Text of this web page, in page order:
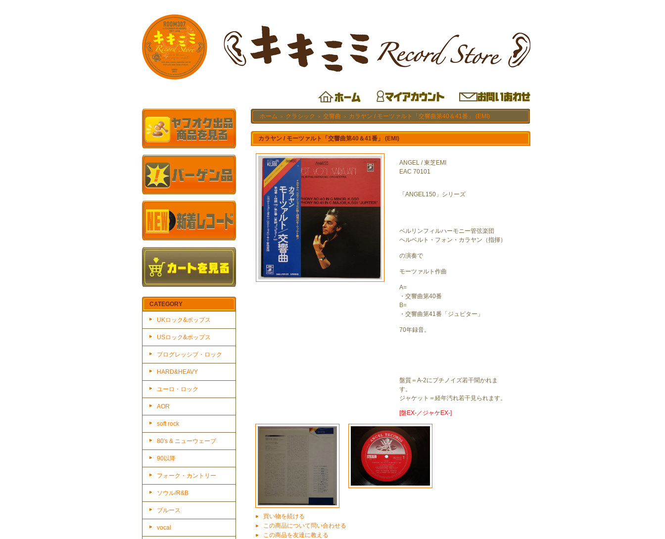
CATEGORY
UKロック&ポップス
USロック&ポップス
プログレッシブ・ロック
HARD&HEAVY
ユーロ・ロック
AOR
soft rock
80's & ニューウェーブ
90以降
フォーク・カントリー
ソウル/R&B
ブルース
vocal
ホーム ＞ クラシック ＞ 交響曲 ＞ カラヤン / モーツァルト「交響曲第40＆41番」 (EMI)
カラヤン / モーツァルト「交響曲第40＆41番」 (EMI)
ANGEL / 東芝EMI
EAC 70101
「ANGEL150」シリーズ
ベルリンフィルハーモニー管弦楽団
ヘルベルト・フォン・カラヤン（指揮）
の演奏で
モーツァルト作曲
A=
・交響曲第40番
B=
・交響曲第41番「ジュピター」
70年録音。
盤質＝A-2にプチノイズ若干聞かれま
す。
ジャケット＝経年汚れ若干見られます。
[盤EX-／ジャケEX-]
買い物を続ける
この商品について問い合わせる
この商品を友達に教える